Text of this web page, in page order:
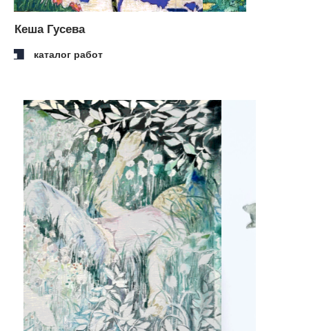
Елизавета Вербицкая
каталог работ
п олитика конфиденциальности
договор-оферта
(c) 2026
ип постригай анастасия
игоревна
инн 772481848800
огрнип 315774600342663
адрес:
арт-пространство «куб»
москва, ул. тверская, 3, -2
здание отеля the carlton,
moscow
время работы:
ежедневно: 12:00−21:00
номер телефона:
+79685887555
электронная почта:
info@postrigaygallery.ru
телеграм:
@postrigay_gallery
cвязаться с нами